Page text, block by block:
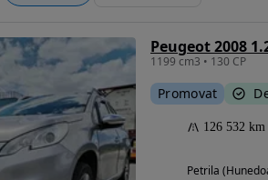
Peugeot 2008
1199 cm3 • 130 CP
Promovat
126 532 km
Petrila